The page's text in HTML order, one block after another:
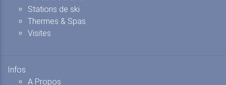
Stations de ski
Thermes & Spas
Visites
Infos
A Propos